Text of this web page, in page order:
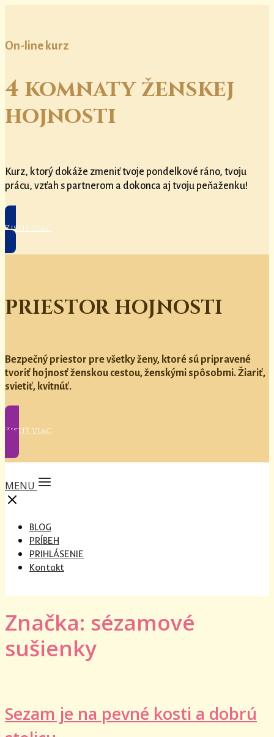
On-line kurz
4 komnaty ženskej
hojnosti
Kurz, ktorý dokáže zmeniť tvoje pondelkové ráno, tvoju
prácu, vzťah s partnerom a dokonca aj tvoju peňaženku!
Zistiť viac
PRIESTOR HOJNOSTI
Bezpečný priestor pre všetky ženy, ktoré sú pripravené
tvoriť hojnosť ženskou cestou, ženskými spôsobmi. Žiariť,
svietiť, kvitnúť.
Zistiť viac
MENU
BLOG
PRÍBEH
PRIHLÁSENIE
Kontakt
Značka: sézamové
sušienky
Sezam je na pevné kosti a dobrú